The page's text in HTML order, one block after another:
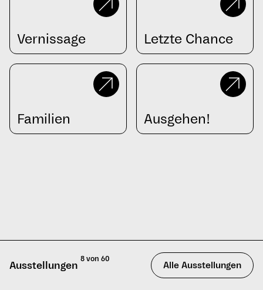
Vernissage Letzte Chance
Familien Ausgehen!
Ausstellungen
8 von 60
Alle Ausstellungen